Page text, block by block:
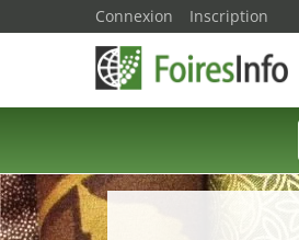
Connexion Inscription